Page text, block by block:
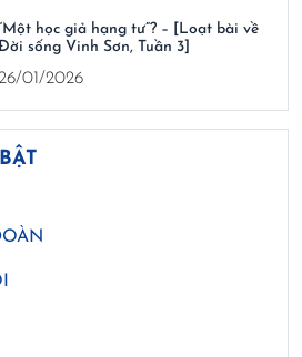
học giả hạng tư”? – [Loạt bài về
sống Vinh Sơn, Tuần 3]
01/2026